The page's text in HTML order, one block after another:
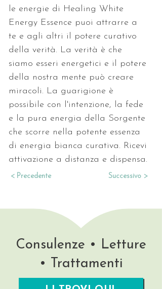
le energie di Healing White
Energy Essence puoi attrarre a
te e agli altri il potere curativo
della verità. La verità è che
siamo esseri energetici e il potere
della nostra mente può creare
miracoli. La guarigione è
possibile con l'intenzione, la fede
e la pura energia della Sorgente
che scorre nella potente essenza
di energia bianca curativa. Ricevi
attivazione a distanza e dispensa.
< Precedente Successivo >
Consulenze • Letture
• Trattamenti